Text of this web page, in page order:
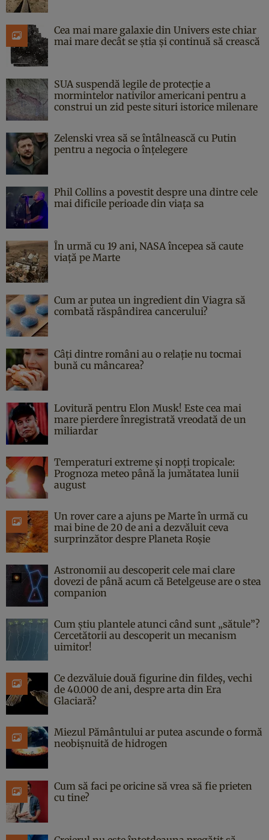
Cea mai mare galaxie din Univers este chiar
mai mare decât se știa și continuă să crească
SUA suspendă legile de protecție a
mormintelor nativilor americani pentru a
construi un zid peste situri istorice milenare
Zelenski vrea să se întâlnească cu Putin
pentru a negocia o înțelegere
Phil Collins a povestit despre una dintre cele
mai dificile perioade din viața sa
În urmă cu 19 ani, NASA începea să caute
viaţă pe Marte
Cum ar putea un ingredient din Viagra să
combată răspândirea cancerului?
Câți dintre români au o relație nu tocmai
bună cu mâncarea?
Lovitură pentru Elon Musk! Este cea mai
mare pierdere înregistrată vreodată de un
miliardar
Temperaturi extreme și nopți tropicale:
Prognoza meteo până la jumătatea lunii
august
Un rover care a ajuns pe Marte în urmă cu
mai bine de 20 de ani a dezvăluit ceva
surprinzător despre Planeta Roșie
Astronomii au descoperit cele mai clare
dovezi de până acum că Betelgeuse are o stea
companion
Cum știu plantele atunci când sunt „sătule”?
Cercetătorii au descoperit un mecanism
uimitor!
Ce dezvăluie două figurine din fildeș, vechi
de 40.000 de ani, despre arta din Era
Glaciară?
Miezul Pământului ar putea ascunde o formă
neobișnuită de hidrogen
Cum să faci pe oricine să vrea să fie prieten
cu tine?